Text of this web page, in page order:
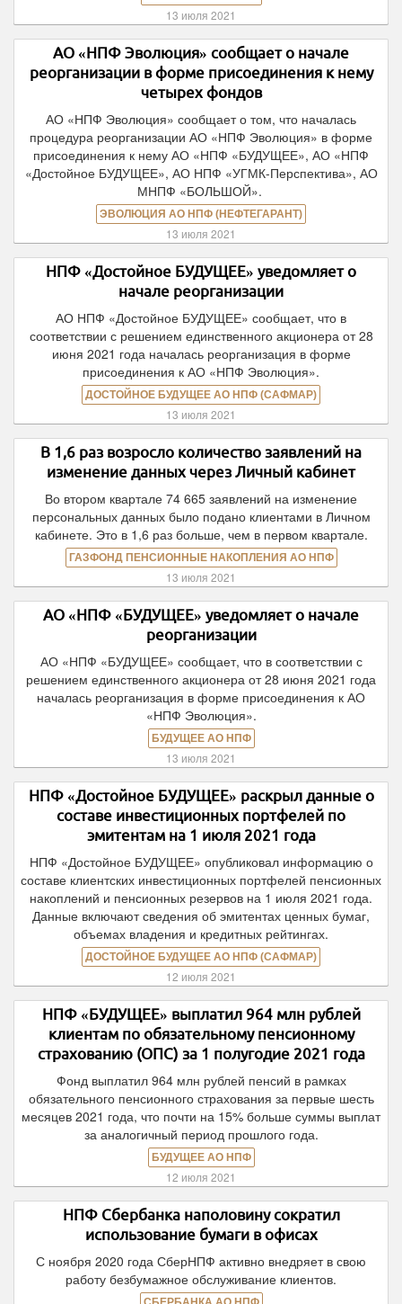
13 июля 2021
АО «НПФ Эволюция» сообщает о начале
реорганизации в форме присоединения к нему
четырех фондов
АО «НПФ Эволюция» сообщает о том, что началась
процедура реорганизации АО «НПФ Эволюция» в форме
присоединения к нему АО «НПФ «БУДУЩЕЕ», АО «НПФ
«Достойное БУДУЩЕЕ», АО НПФ «УГМК-Перспектива», АО
МНПФ «БОЛЬШОЙ».
ЭВОЛЮЦИЯ АО НПФ (НЕФТЕГАРАНТ)
13 июля 2021
НПФ «Достойное БУДУЩЕЕ» уведомляет о
начале реорганизации
АО НПФ «Достойное БУДУЩЕЕ» сообщает, что в
соответствии с решением единственного акционера от 28
июня 2021 года началась реорганизация в форме
присоединения к АО «НПФ Эволюция».
ДОСТОЙНОЕ БУДУЩЕЕ АО НПФ (САФМАР)
13 июля 2021
В 1,6 раз возросло количество заявлений на
изменение данных через Личный кабинет
Во втором квартале 74 665 заявлений на изменение
персональных данных было подано клиентами в Личном
кабинете. Это в 1,6 раз больше, чем в первом квартале.
ГАЗФОНД ПЕНСИОННЫЕ НАКОПЛЕНИЯ АО НПФ
13 июля 2021
АО «НПФ «БУДУЩЕЕ» уведомляет о начале
реорганизации
АО «НПФ «БУДУЩЕЕ» сообщает, что в соответствии с
решением единственного акционера от 28 июня 2021 года
началась реорганизация в форме присоединения к АО
«НПФ Эволюция».
БУДУЩЕЕ АО НПФ
13 июля 2021
НПФ «Достойное БУДУЩЕЕ» раскрыл данные о
составе инвестиционных портфелей по
эмитентам на 1 июля 2021 года
НПФ «Достойное БУДУЩЕЕ» опубликовал информацию о
составе клиентских инвестиционных портфелей пенсионных
накоплений и пенсионных резервов на 1 июля 2021 года.
Данные включают сведения об эмитентах ценных бумаг,
объемах владения и кредитных рейтингах.
ДОСТОЙНОЕ БУДУЩЕЕ АО НПФ (САФМАР)
12 июля 2021
НПФ «БУДУЩЕЕ» выплатил 964 млн рублей
клиентам по обязательному пенсионному
страхованию (ОПС) за 1 полугодие 2021 года
Фонд выплатил 964 млн рублей пенсий в рамках
обязательного пенсионного страхования за первые шесть
месяцев 2021 года, что почти на 15% больше суммы выплат
за аналогичный период прошлого года.
БУДУЩЕЕ АО НПФ
12 июля 2021
НПФ Сбербанка наполовину сократил
использование бумаги в офисах
С ноября 2020 года СберНПФ активно внедряет в свою
работу безбумажное обслуживание клиентов.